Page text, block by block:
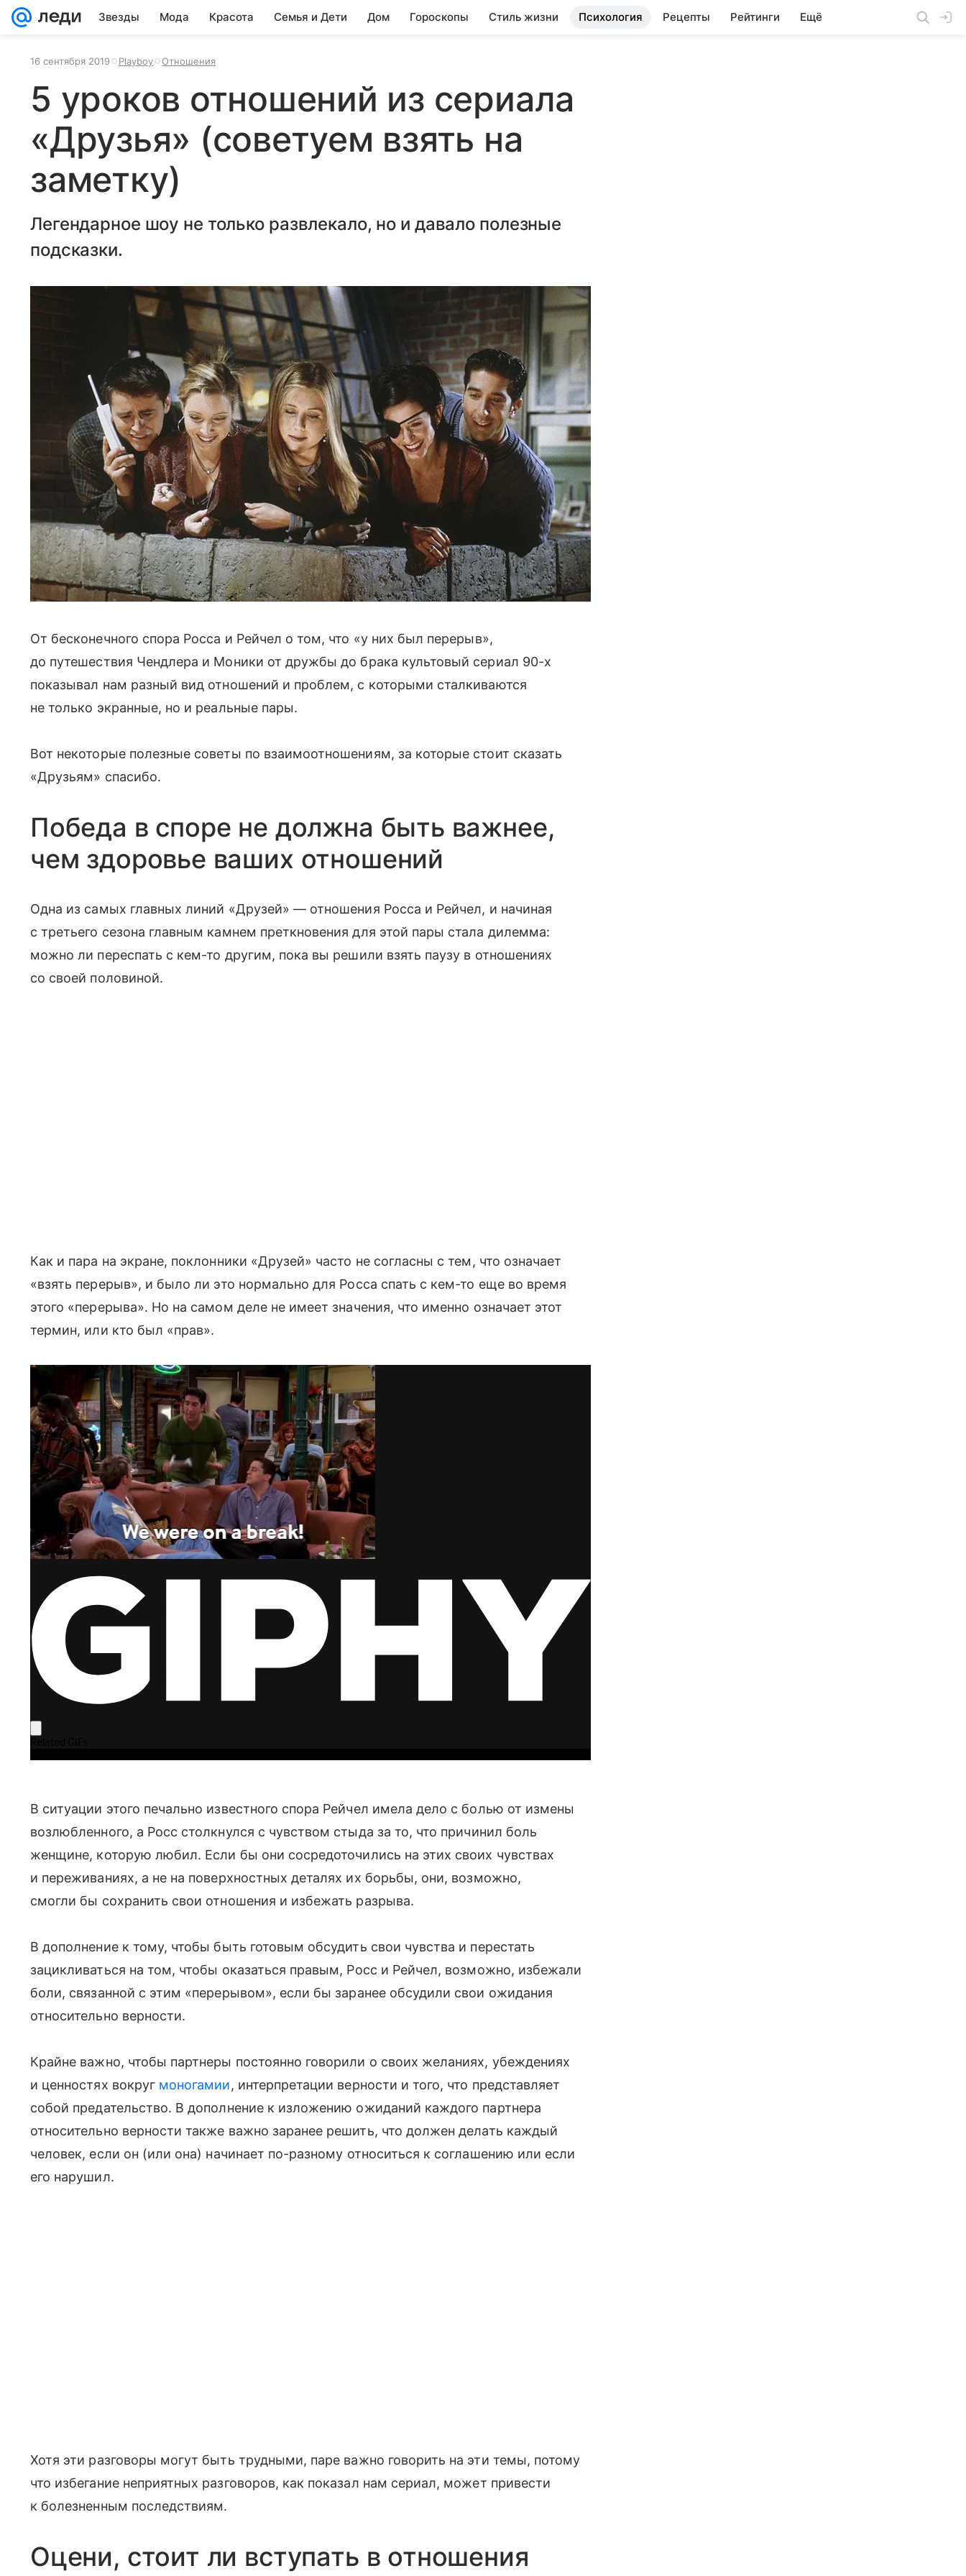
Звезды Мода Красота Семья и Дети Дом Гороскопы Стиль жизни Психология Рецепты Рейтинги Ещё
16 сентября 2019 Playboy Отношения
5 уроков отношений из сериала
«Друзья» (советуем взять на
заметку)
Легендарное шоу не только развлекало, но и давало полезные
подсказки.
От бесконечного спора Росса и Рейчел о том, что «у них был перерыв»,
до путешествия Чендлера и Моники от дружбы до брака культовый сериал 90-х
показывал нам разный вид отношений и проблем, с которыми сталкиваются
не только экранные, но и реальные пары.
Вот некоторые полезные советы по взаимоотношениям, за которые стоит сказать
«Друзьям» спасибо.
Победа в споре не должна быть важнее,
чем здоровье ваших отношений
Одна из самых главных линий «Друзей» — отношения Росса и Рейчел, и начиная
с третьего сезона главным камнем преткновения для этой пары стала дилемма:
можно ли переспать с кем-то другим, пока вы решили взять паузу в отношениях
со своей половиной.
Как и пара на экране, поклонники «Друзей» часто не согласны с тем, что означает
«взять перерыв», и было ли это нормально для Росса спать с кем-то еще во время
этого «перерыва». Но на самом деле не имеет значения, что именно означает этот
термин, или кто был «прав».
В ситуации этого печально известного спора Рейчел имела дело с болью от измены
возлюбленного, а Росс столкнулся с чувством стыда за то, что причинил боль
женщине, которую любил. Если бы они сосредоточились на этих своих чувствах
и переживаниях, а не на поверхностных деталях их борьбы, они, возможно,
смогли бы сохранить свои отношения и избежать разрыва.
В дополнение к тому, чтобы быть готовым обсудить свои чувства и перестать
зацикливаться на том, чтобы оказаться правым, Росс и Рейчел, возможно, избежали
боли, связанной с этим «перерывом», если бы заранее обсудили свои ожидания
относительно верности.
Крайне важно, чтобы партнеры постоянно говорили о своих желаниях, убеждениях
и ценностях вокруг моногамии, интерпретации верности и того, что представляет
собой предательство. В дополнение к изложению ожиданий каждого партнера
относительно верности также важно заранее решить, что должен делать каждый
человек, если он (или она) начинает по-разному относиться к соглашению или если
его нарушил.
Хотя эти разговоры могут быть трудными, паре важно говорить на эти темы, потому
что избегание неприятных разговоров, как показал нам сериал, может привести
к болезненным последствиям.
Оцени, стоит ли вступать в отношения